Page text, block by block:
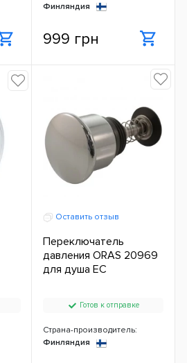
Финляндия
999 грн
Оставить отзыв
Переключатель
давления ORAS 20969
для душа ЕС
Готов к отправке
Страна-производитель:
Финляндия